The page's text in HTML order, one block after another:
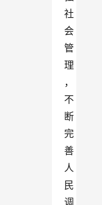
社
会
管
理
，
不
断
完
善
人
民
调